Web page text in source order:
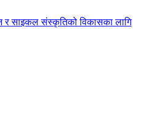
र साइकल संस्कृतिको विकासका लागि